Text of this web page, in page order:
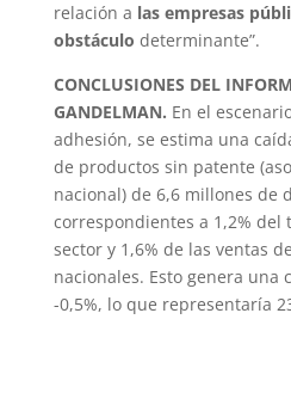
relación a las empresas
obstáculo determinante”.
CONCLUSIONES DEL
GANDELMAN. En el
adhesión, se estima una
de productos sin patente
nacional) de 6,6 millones de
correspondientes a 1,2% del
sector y 1,6% de las ventas
nacionales. Esto genera una
-0,5%, lo que representaría